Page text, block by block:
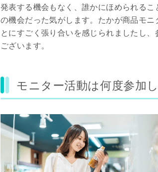
発表する機会もなく、誰かにほめられる
の機会だった気がします。たかが商品モ
とにすごく張り合いを感じられましたし
ございます。
モニター活動は何度参加